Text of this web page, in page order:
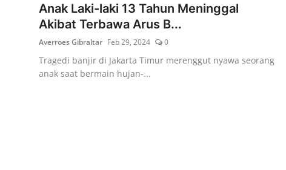
Anak Laki-laki 13 Tahun Meninggal
Akibat Terbawa Arus B...
Averroes Gibraltar Feb 29, 2024 0
Tragedi banjir di Jakarta Timur merenggut nyawa seorang
anak saat bermain hujan-...